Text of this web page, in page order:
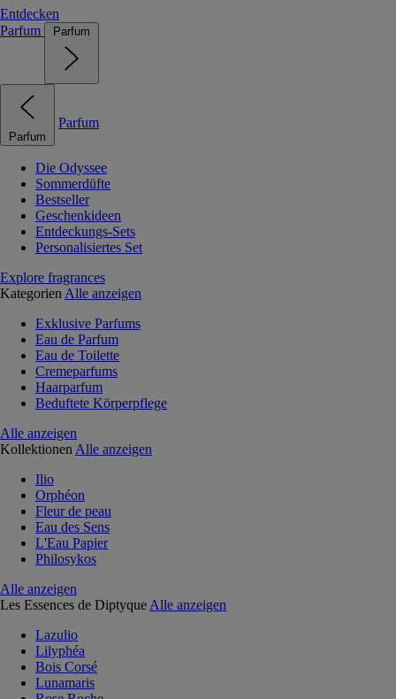
Entdecken
Parfum
Parfum
Parfum
Parfum
Die Odyssee
Sommerdüfte
Bestseller
Geschenkideen
Entdeckungs-Sets
Personalisiertes Set
Explore fragrances
Kategorien Alle anzeigen
Exklusive Parfums
Eau de Parfum
Eau de Toilette
Cremeparfums
Haarparfum
Beduftete Körperpflege
Alle anzeigen
Kollektionen Alle anzeigen
Ilio
Orphéon
Fleur de peau
Eau des Sens
L'Eau Papier
Philosykos
Alle anzeigen
Les Essences de Diptyque Alle anzeigen
Lazulio
Lilyphéa
Bois Corsé
Lunamaris